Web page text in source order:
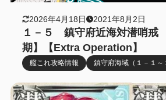
2026年4月18日 2021年8月2日
１－５ 鎮守府近海対潜哨戒
期】【Extra Operation】
艦これ攻略情報 鎮守府海域（１－１～